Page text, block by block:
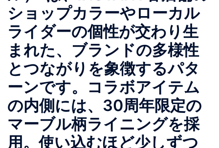
ショップカラーやローカル
ライダーの個性が交わり生
まれた、ブランドの多様性
とつながりを象徴するパタ
ーンです。コラボアイテム
の内側には、30周年限定の
マーブル柄ライニングを採
用。使い込むほど少しずつ